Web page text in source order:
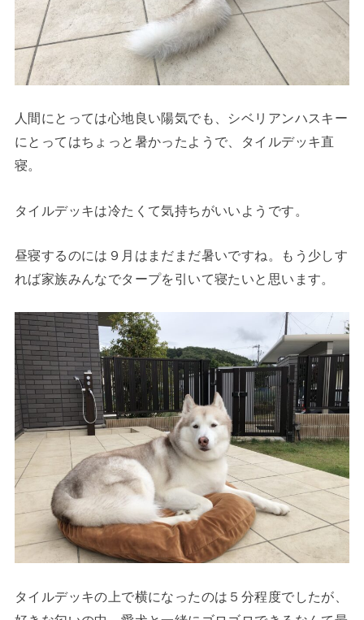
人間にとっては心地良い陽気でも、シベリアンハスキー
にとってはちょっと暑かったようで、タイルデッキ直
寝。
タイルデッキは冷たくて気持ちがいいようです。
昼寝するのには９月はまだまだ暑いですね。もう少しす
れば家族みんなでタープを引いて寝たいと思います。
タイルデッキの上で横になったのは５分程度でしたが、